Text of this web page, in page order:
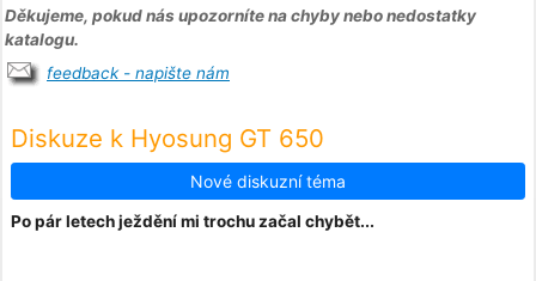
Děkujeme, pokud nás upozorníte na chyby nebo nedostatky
katalogu.
feedback - napište nám
Diskuze k Hyosung GT 650
Nové diskuzní téma
Po pár letech ježdění mi trochu začal chybět...